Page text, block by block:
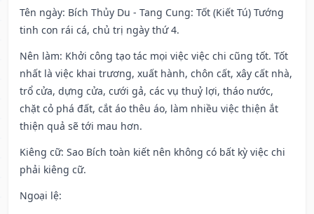
Tên ngày: Bích Thủy Du - Tang Cung: Tốt (Kiết Tú) Tướng
tinh con rái cá, chủ trị ngày thứ 4.
Nên làm: Khởi công tạo tác mọi việc việc chi cũng tốt. Tốt
nhất là việc khai trương, xuất hành, chôn cất, xây cất nhà,
trổ cửa, dựng cửa, cưới gả, các vụ thuỷ lợi, tháo nước,
chặt cỏ phá đất, cắt áo thêu áo, làm nhiều việc thiện ắt
thiện quả sẽ tới mau hơn.
Kiêng cữ: Sao Bích toàn kiết nên không có bất kỳ việc chi
phải kiêng cữ.
Ngoại lệ: